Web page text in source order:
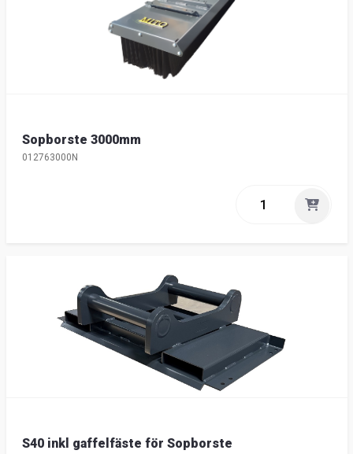
Sopborste 3000mm
012763000N
S40 inkl gaffelfäste för Sopborste